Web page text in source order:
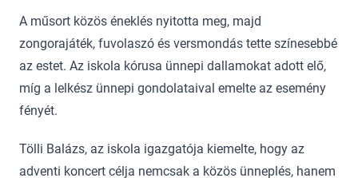
A műsort közös éneklés nyitotta meg, majd
zongorajáték, fuvolaszó és versmondás tette színesebbé
az estet. Az iskola kórusa ünnepi dallamokat adott elő,
míg a lelkész ünnepi gondolataival emelte az esemény
fényét.
Tölli Balázs, az iskola igazgatója kiemelte, hogy az
adventi koncert célja nemcsak a közös ünneplés, hanem